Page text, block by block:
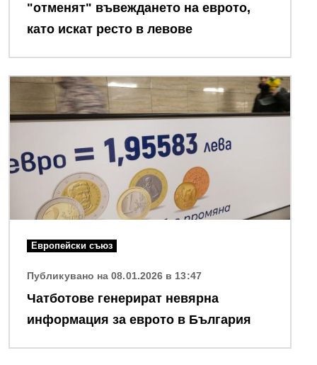
"отменят" въвеждането на еврото,
като искат ресто в левове
Снимка
Европейски съюз
Публикувано на 08.01.2026 в 13:47
Чатботове генерират невярна
информация за еврото в България